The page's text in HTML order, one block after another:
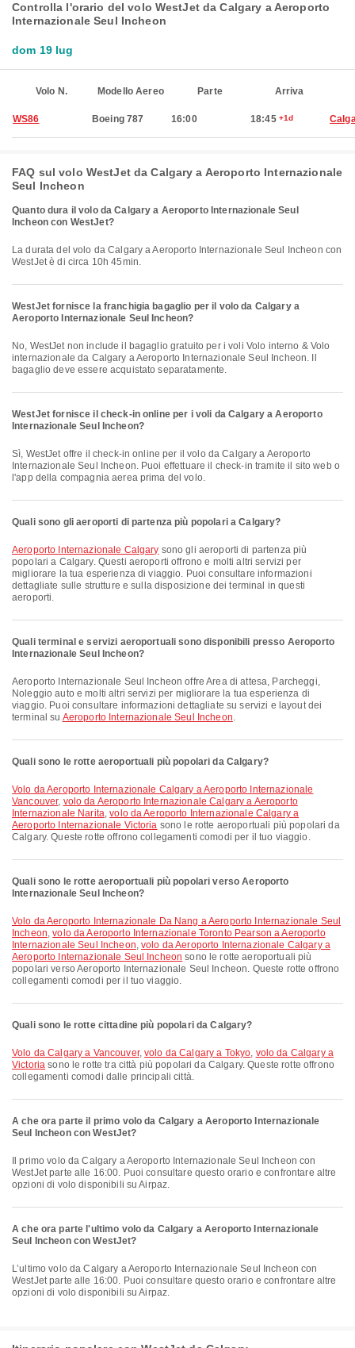
Controlla l'orario del volo WestJet da Calgary a Aeroporto
Internazionale Seul Incheon
dom 19 lug
Volo N. Modello Aereo Parte Arriva
WS86 Boeing 787 16:00 18:45 +1d
FAQ sul volo WestJet da Calgary a Aeroporto Internazionale
Seul Incheon
Quanto dura il volo da Calgary a Aeroporto Internazionale Seul
Incheon con WestJet?
La durata del volo da Calgary a Aeroporto Internazionale Seul Incheon con
WestJet è di circa 10h 45min.
WestJet fornisce la franchigia bagaglio per il volo da Calgary a
Aeroporto Internazionale Seul Incheon?
No, WestJet non include il bagaglio gratuito per i voli Volo interno & Volo
internazionale da Calgary a Aeroporto Internazionale Seul Incheon. Il
bagaglio deve essere acquistato separatamente.
WestJet fornisce il check-in online per i voli da Calgary a Aeroporto
Internazionale Seul Incheon?
Sì, WestJet offre il check-in online per il volo da Calgary a Aeroporto
Internazionale Seul Incheon. Puoi effettuare il check-in tramite il sito web o
l'app della compagnia aerea prima del volo.
Quali sono gli aeroporti di partenza più popolari a Calgary?
Aeroporto Internazionale Calgary sono gli aeroporti di partenza più
popolari a Calgary. Questi aeroporti offrono e molti altri servizi per
migliorare la tua esperienza di viaggio. Puoi consultare informazioni
dettagliate sulle strutture e sulla disposizione dei terminal in questi
aeroporti.
Quali terminal e servizi aeroportuali sono disponibili presso Aeroporto
Internazionale Seul Incheon?
Aeroporto Internazionale Seul Incheon offre Area di attesa, Parcheggi,
Noleggio auto e molti altri servizi per migliorare la tua esperienza di
viaggio. Puoi consultare informazioni dettagliate su servizi e layout dei
terminal su Aeroporto Internazionale Seul Incheon.
Quali sono le rotte aeroportuali più popolari da Calgary?
volo da Aeroporto Internazionale Calgary a Aeroporto Internazionale
Vancouver, volo da Aeroporto Internazionale Calgary a Aeroporto
Internazionale Narita,volo da Aeroporto Internazionale Calgary a
Aeroporto Internazionale Victoria sono le rotte aeroportuali più popolari da
Calgary. Queste rotte offrono collegamenti comodi per il tuo viaggio.
Quali sono le rotte aeroportuali più popolari verso Aeroporto
Internazionale Seul Incheon?
volo da Aeroporto Internazionale Da Nang a Aeroporto Internazionale Seul
Incheon,volo da Aeroporto Internazionale Toronto Pearson a Aeroporto
Internazionale Seul Incheon,volo da Aeroporto Internazionale Calgary a
Aeroporto Internazionale Seul Incheon sono le rotte aeroportuali più
popolari verso Aeroporto Internazionale Seul Incheon. Queste rotte offrono
collegamenti comodi per il tuo viaggio.
Quali sono le rotte cittadine più popolari da Calgary?
volo da Calgary a Vancouver,volo da Calgary a Tokyo, volo da Calgary a
Victoria sono le rotte tra città più popolari da Calgary. Queste rotte offrono
collegamenti comodi dalle principali città.
A che ora parte il primo volo da Calgary a Aeroporto Internazionale
Seul Incheon con WestJet?
WestJet parte alle 16:00. Puoi consultare questo orario e confrontare altre
opzioni di volo disponibili su Airpaz.
A che ora parte l'ultimo volo da Calgary a Aeroporto Internazionale
Seul Incheon con WestJet?
L’ultimo volo da Calgary a Aeroporto Internazionale Seul Incheon con
WestJet parte alle 16:00. Puoi consultare questo orario e confrontare altre
opzioni di volo disponibili su Airpaz.